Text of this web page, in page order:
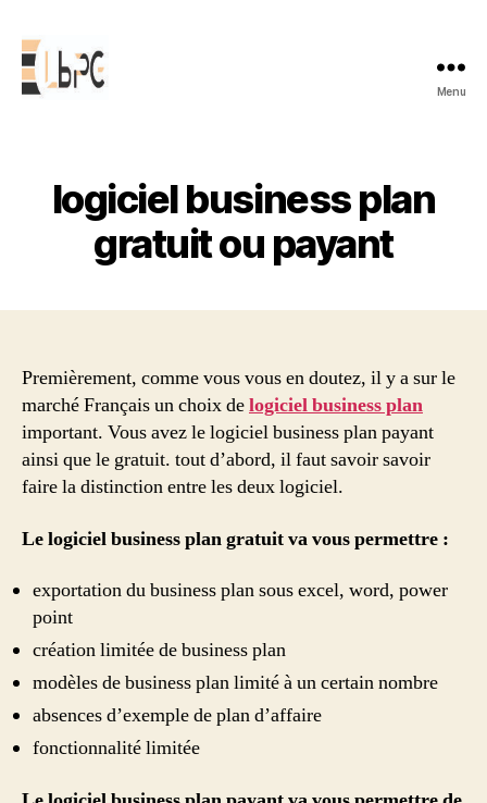
Menu
logiciel business plan
gratuit ou payant
Premièrement, comme vous vous en doutez, il y a sur le
marché Français un choix delogiciel business plan
important. Vous avez le logiciel business plan payant
ainsi que le gratuit. tout d’abord, il faut savoir savoir
faire la distinction entre les deux logiciel.
Le logiciel business plan gratuit va vous permettre :
exportation du business plan sous excel, word, power
point
création limitée de business plan
modèles de business plan limité à un certain nombre
absences d’exemple de plan d’affaire
fonctionnalité limitée